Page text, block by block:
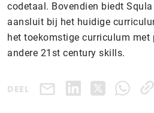
codetaal. Bovendien biedt
aansluit bij het huidige
het toekomstige curriculum met
andere 21st century skills.
DEEL